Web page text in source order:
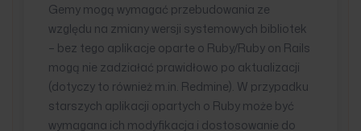
Gemy mogą wymagać przebudowania ze
względu na zmiany wersji systemowych bibliotek
– bez tego aplikacje oparte o Ruby/Ruby on Rails
mogą nie zadziałać prawidłowo po aktualizacji
(dotyczy to również m.in. Redmine). W przypadku
starszych aplikacji opartych o Ruby może być
wymagana ich modyfikacja i dostosowanie do